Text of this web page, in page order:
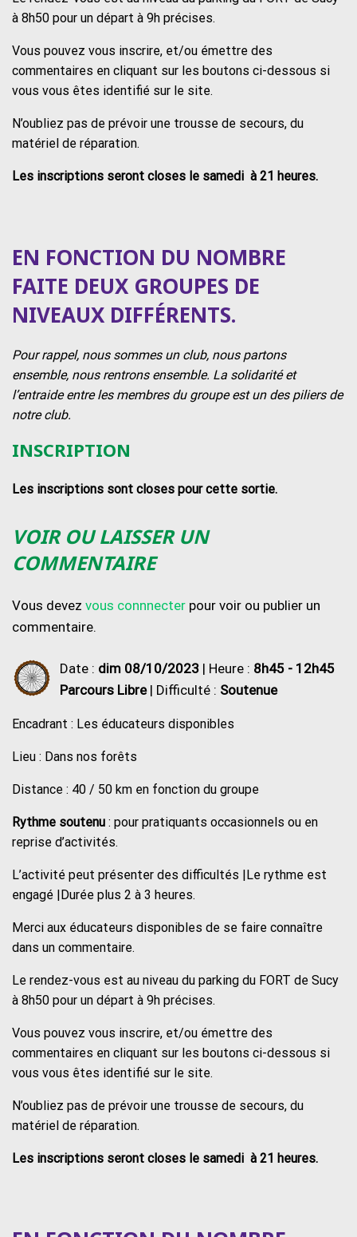
à 8h50 pour un départ à 9h précises.
Vous pouvez vous inscrire, et/ou émettre des
commentaires en cliquant sur les boutons ci-dessous si
vous vous êtes identifié sur le site.
N’oubliez pas de prévoir une trousse de secours, du
matériel de réparation.
Les inscriptions seront closes le samedi à 21 heures.
EN FONCTION DU NOMBRE
FAITE DEUX GROUPES DE
NIVEAUX DIFFÉRENTS.
Pour rappel, nous sommes un club, nous partons
ensemble, nous rentrons ensemble. La solidarité et
l’entraide entre les membres du groupe est un des piliers de
notre club.
INSCRIPTION
Les inscriptions sont closes pour cette sortie.
VOIR OU LAISSER UN
COMMENTAIRE
Vous devez vous connnecter pour voir ou publier un
commentaire.
Date : dim 08/10/2023 | Heure : 8h45 - 12h45
Parcours Libre| Difficulté : Soutenue
Encadrant : Les éducateurs disponibles
Lieu : Dans nos forêts
Distance : 40 / 50 km en fonction du groupe
Rythme soutenu : pour pratiquants occasionnels ou en
reprise d’activités.
L’activité peut présenter des difficultés |Le rythme est
engagé |Durée plus 2 à 3 heures.
Merci aux éducateurs disponibles de se faire connaître
dans un commentaire.
Le rendez-vous est au niveau du parking du FORT de Sucy
à 8h50 pour un départ à 9h précises.
Vous pouvez vous inscrire, et/ou émettre des
commentaires en cliquant sur les boutons ci-dessous si
vous vous êtes identifié sur le site.
N’oubliez pas de prévoir une trousse de secours, du
matériel de réparation.
Les inscriptions seront closes le samedi à 21 heures.